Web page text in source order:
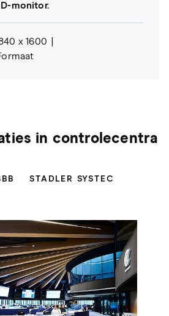
monitor.
x 1600
in controlecentra
STADLER SYSTEC